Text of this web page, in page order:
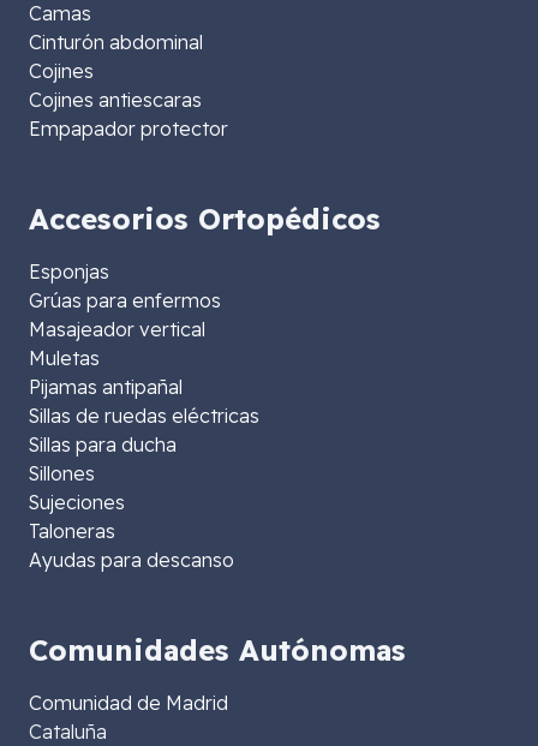
Camas
Cinturón abdominal
Cojines
Cojines antiescaras
Empapador protector
Accesorios Ortopédicos
Esponjas
Grúas para enfermos
Masajeador vertical
Muletas
Pijamas antipañal
Sillas de ruedas eléctricas
Sillas para ducha
Sillones
Sujeciones
Taloneras
Ayudas para descanso
Comunidades Autónomas
Comunidad de Madrid
Cataluña